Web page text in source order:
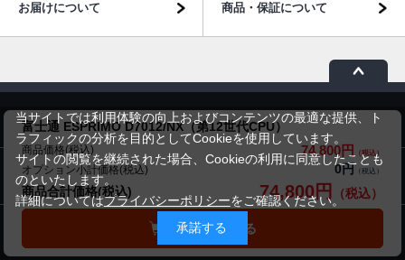
富士通 ESPRIMO D7012/NX（第12世代CPU）
商品価格(税込) 74,800円
オプション小計価格(税込)
0円
商品合計価格(税込)
74,800円
カートに入れる
お届けについて 商品・保証について
商品のご案内
パソコン市場について
パソコン販売以外のサービス
当サイトでは利用体験の向上およびコンテンツの最適な提供、ト
ラフィックの分析を目的としてCookieを使用しています。
サイトの閲覧を継続された場合、Cookieの利用に同意したことも
のといたします。
詳細についてはプライバシーポリシーをご確認ください。
承諾する